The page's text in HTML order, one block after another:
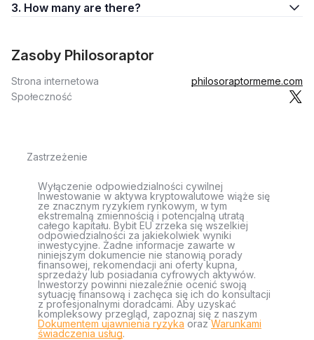
3. How many are there?
Zasoby Philosoraptor
Strona internetowa
philosoraptormeme.com
Społeczność
Zastrzeżenie
Wyłączenie odpowiedzialności cywilnej
Inwestowanie w aktywa kryptowalutowe wiąże się
ze znacznym ryzykiem rynkowym, w tym
ekstremalną zmiennością i potencjalną utratą
całego kapitału. Bybit EU zrzeka się wszelkiej
odpowiedzialności za jakiekolwiek wyniki
inwestycyjne. Żadne informacje zawarte w
niniejszym dokumencie nie stanowią porady
finansowej, rekomendacji ani oferty kupna,
sprzedaży lub posiadania cyfrowych aktywów.
Inwestorzy powinni niezależnie ocenić swoją
sytuację finansową i zachęca się ich do konsultacji
z profesjonalnymi doradcami. Aby uzyskać
kompleksowy przegląd, zapoznaj się z naszym
Dokumentem ujawnienia ryzyka orazWarunkami
świadczenia usług.